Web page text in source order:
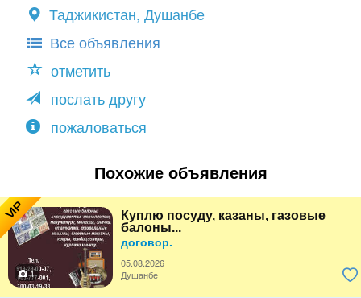
Таджикистан, Душанбе
Все объявления
отметить
послать другу
пожаловаться
Похожие объявления
VIP
Куплю посуду, казаны, газовые
балоны...
договор.
05.08.2026
1
Душанбе